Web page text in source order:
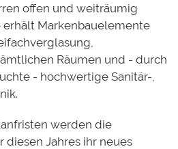
offen und weiträumig
erhält Markenbauelemente
Räumen und - durch
- hochwertige Sanitär-,
werden die
diesen Jahres ihr neues